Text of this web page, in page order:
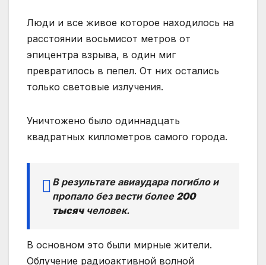
Люди и все живое которое находилось на
расстоянии восьмисот метров от
эпицентра взрыва, в один миг
превратилось в пепел. От них остались
только световые излучения.
Уничтожено было одиннадцать
квадратных киллометров самого города.
В результате авиаудара погибло и
пропало без вести более 200
тысяччеловек.
В основном это были мирные жители.
Облучение радиоактивной волной